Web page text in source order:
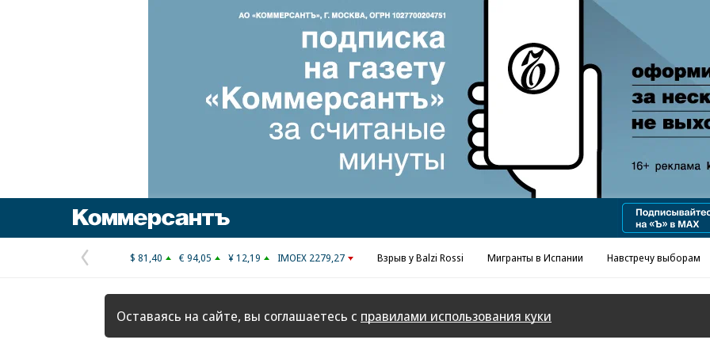
Реклама в «Ъ» www.kommersant.ru/ad
Предыдущая
страница
$ 81,40 € 94,05 ¥ 12,19 IMOEX 2279,27 Взрыв у Balzi Rossi Мигранты в Испании Навстречу выборам
Оставаясь на сайте, вы соглашаетесь с правилами использования куки